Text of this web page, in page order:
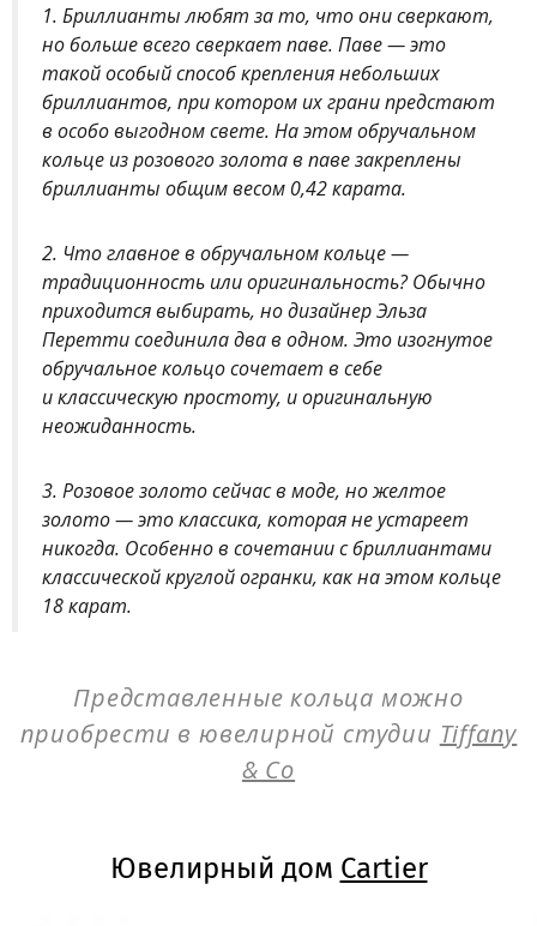
1. Бриллианты любят за то, что они сверкают,
но больше всего сверкает паве. Паве — это
такой особый способ крепления небольших
бриллиантов, при котором их грани предстают
в особо выгодном свете. На этом обручальном
кольце из розового золота в паве закреплены
бриллианты общим весом 0,42 карата.
2. Что главное в обручальном кольце —
традиционность или оригинальность? Обычно
приходится выбирать, но дизайнер Эльза
Перетти соединила два в одном. Это изогнутое
обручальное кольцо сочетает в себе
и классическую простоту, и оригинальную
неожиданность.
3. Розовое золото сейчас в моде, но желтое
золото — это классика, которая не устареет
никогда. Особенно в сочетании с бриллиантами
классической круглой огранки, как на этом кольце
18 карат.
Представленные кольца можно
приобрести в ювелирной студии Tiffany
& Co
Ювелирный дом Cartier